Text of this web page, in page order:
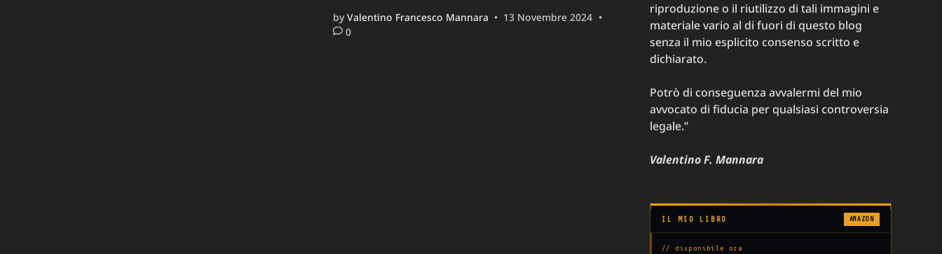
Velivoli
byValentino Francesco Mannara • 13 Novembre 2024 •
0
riproduzione o il riutilizzo di tali immagini e
materiale vario al di fuori di questo blog
senza il mio esplicito consenso scritto e
dichiarato.
Potrò di conseguenza avvalermi del mio
avvocato di fiducia per qualsiasi controversia
legale.”
Valentino F. Mannara
IL MIO LIBRO AMAZON
// disponibile ora